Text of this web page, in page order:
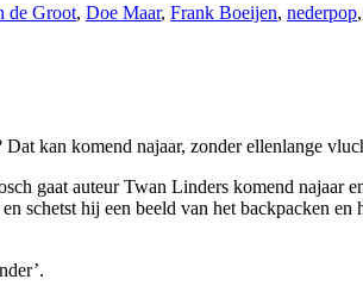
de Groot, Doe Maar, Frank Boeijen, nederpop,
kan komend najaar, zonder ellenlange
gaat auteur Twan Linders komend
schetst hij een beeld van het backpacken en